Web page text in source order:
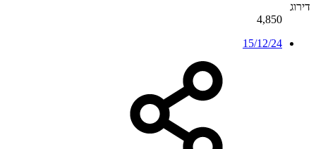
דירוג
4,850
15/12/24